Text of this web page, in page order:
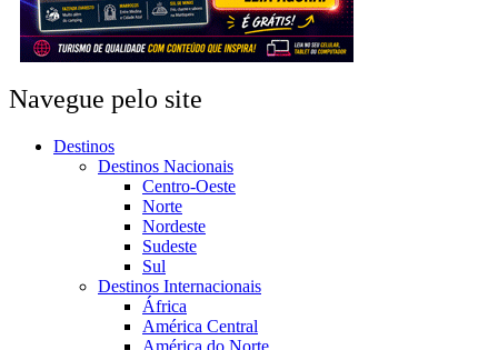
Navegue pelo site
Destinos
Destinos Nacionais
Centro-Oeste
Norte
Nordeste
Sudeste
Sul
Destinos Internacionais
África
América Central